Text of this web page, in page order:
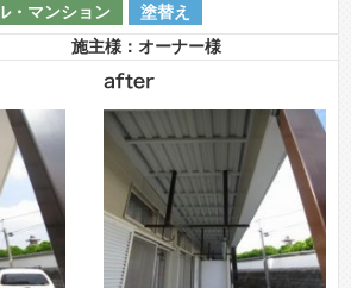
・マンション
塗替え
施主様：オーナー様